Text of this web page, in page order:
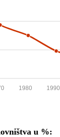
1990
1980
u %: